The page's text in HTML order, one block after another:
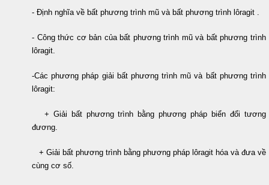
- Định nghĩa về bất phương trình mũ và bất phương trình lôragit .
- Công thức cơ bản của bất phương trình mũ và bất phương trình
lôragit.
-Các phương pháp giải bất phương trình mũ và bất phương trình
lôragit:
+ Giải bất phương trình bằng phương pháp biển đổi tương
đương.
+ Giải bất phương trình bằng phương pháp lôragit hóa và đưa về
cùng cơ số.